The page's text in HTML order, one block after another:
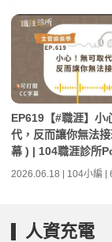
EP619【#職涯】小
代，反而讓你無法
幕 ) | 104職涯診所
2026.06.18 | 104小編 |
人資充電